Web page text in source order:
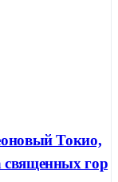
Токио,
священных гор